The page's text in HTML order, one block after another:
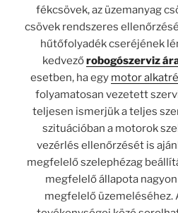
fékcsövek, az üzemanyag
csövek rendszeres
hűtőfolyadék cseréjének
kedvezőrobogószerviz
esetben, ha egy motor
folyamatosan vezetett
teljesen ismerjük a teljes
szituációban a motorok
vezérlés ellenőrzését is
megfelelő szelephézag
megfelelő állapota
megfelelő üzemeléséhez.